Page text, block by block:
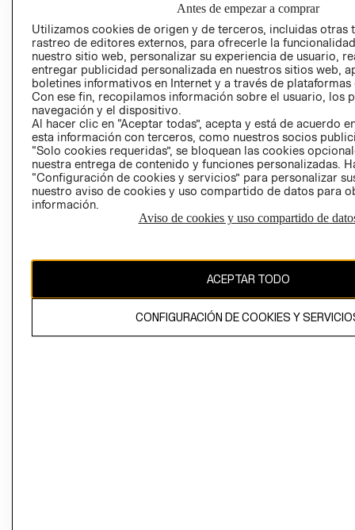
GIFT CARD
AVISO DE
Perú (S/)
CAMBIAR REGIÓN
propiedad de H&M Hennes & Mauritz AB
Antes de empezar a comprar
Utilizamos cookies de origen y de terceros, incluidas otras
rastreo de editores externos, para ofrecerle la
nuestro sitio web, personalizar su experiencia de usuario,
entregar publicidad personalizada en nuestros sitios web,
boletines informativos en Internet y a través de plataformas
Con ese fin, recopilamos información sobre el usuario, los
navegación y el dispositivo.
Al hacer clic en “Aceptar todas”, acepta y está de acuerdo
esta información con terceros, como nuestros socios
“Solo cookies requeridas”, se bloquean las cookies
nuestra entrega de contenido y funciones personalizadas.
“Configuración de cookies y servicios” para personalizar
nuestro aviso de cookies y uso compartido de datos para
información.
Aviso de cookies y uso compartido de
ACEPTAR TODO
CONFIGURACIÓN DE COOKIES Y